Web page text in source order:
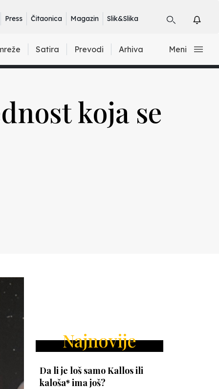
Press Čitaonica Magazin Slik&Slika
Satira Prevodi Arhiva Meni
koja se
Najnovije
Da li je loš samo Kallos ili
kaloša* ima još?